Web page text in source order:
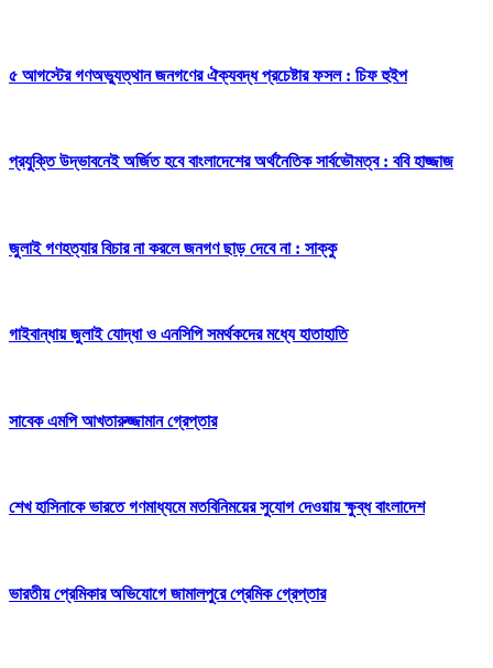
৫ আগস্টের গণঅভ্যুত্থান জনগণের ঐক্যবদ্ধ প্রচেষ্টার ফসল : চিফ হুইপ
প্রযুক্তি উদ্ভাবনেই অর্জিত হবে বাংলাদেশের অর্থনৈতিক সার্বভৌমত্ব : ববি হাজ্জাজ
জুলাই গণহত্যার বিচার না করলে জনগণ ছাড় দেবে না : সাক্কু
গাইবান্ধায় জুলাই যোদ্ধা ও এনসিপি সমর্থকদের মধ্যে হাতাহাতি
সাবেক এমপি আখতারুজ্জামান গ্রেপ্তার
শেখ হাসিনাকে ভারতে গণমাধ্যমে মতবিনিময়ের সুযোগ দেওয়ায় ক্ষুব্ধ বাংলাদেশ
ভারতীয় প্রেমিকার অভিযোগে জামালপুরে প্রেমিক গ্রেপ্তার